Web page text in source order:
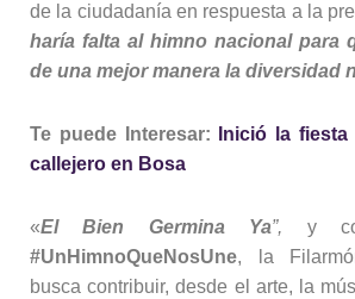
de la ciudadanía en respuesta a la
haría falta al himno nacional para
de una mejor manera la diversidad
Te puede Interesar:
Inició la
callejero en Bosa
«El Bien Germina Ya”, y
#UnHimnoQueNosUne, la
busca contribuir, desde el arte, la